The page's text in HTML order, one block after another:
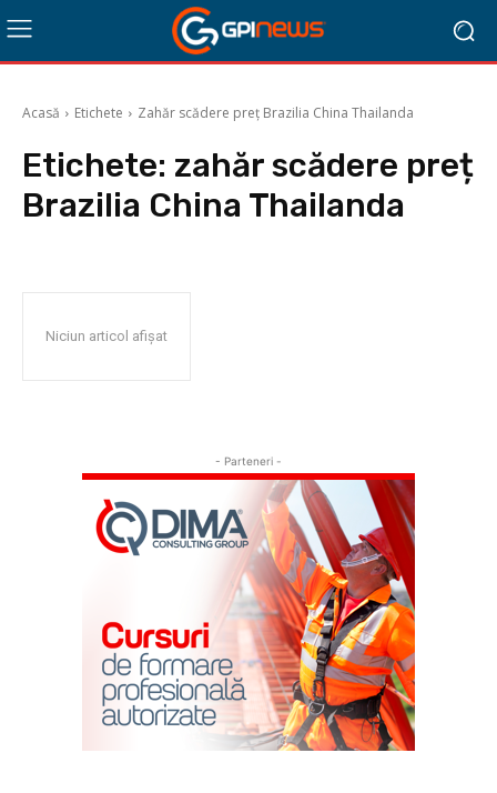
Acasă Etichete Zahăr scădere preț Brazilia China Thailanda
Etichete: zahăr scădere preț
Brazilia China Thailanda
Niciun articol afișat
- Parteneri -